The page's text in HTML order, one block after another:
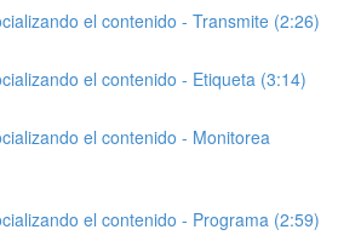
el contenido - Transmite (2:26)
el contenido - Etiqueta (3:14)
el contenido - Monitorea
el contenido - Programa (2:59)